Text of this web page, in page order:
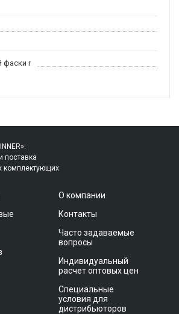
фаски r
поставка
О компании
Контакты
Часто задаваемые
вопросы
Индивидуальный
расчет оптовых цен
Специальные
условия для
дистрибьюторов